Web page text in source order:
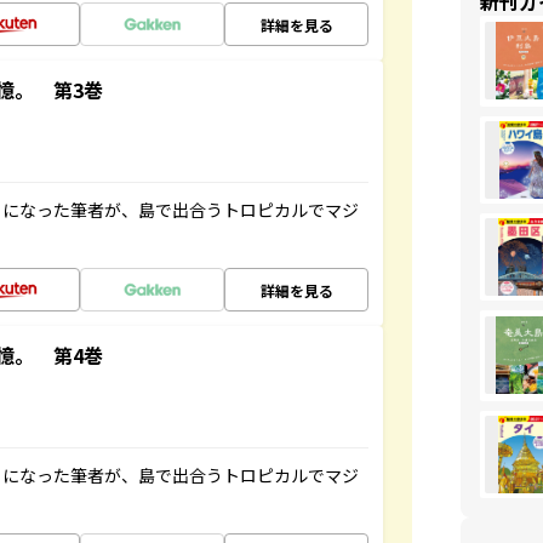
詳細を見る
。 第3巻
なった筆者が、島で出合うトロピカルでマジ
詳細を見る
。 第4巻
なった筆者が、島で出合うトロピカルでマジ